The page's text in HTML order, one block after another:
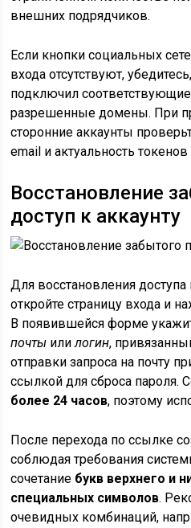
внешних подрядчиков.
Если кнопки социальных
входа отсутствуют,
подключил
разрешенные домены. При
сторонние аккаунты
email и актуальность
Восстановление
доступ к аккаунту
Для восстановления доступа
откройте страницу входа и
В появившейся форме
почты илилогин,
отправки запроса на почту
ссылкой для сброса пароля.
более 24 часов, поэтому
После перехода по ссылке
соблюдая требования
сочетание букв верхнего и
специальных символов.
очевидных комбинаций,